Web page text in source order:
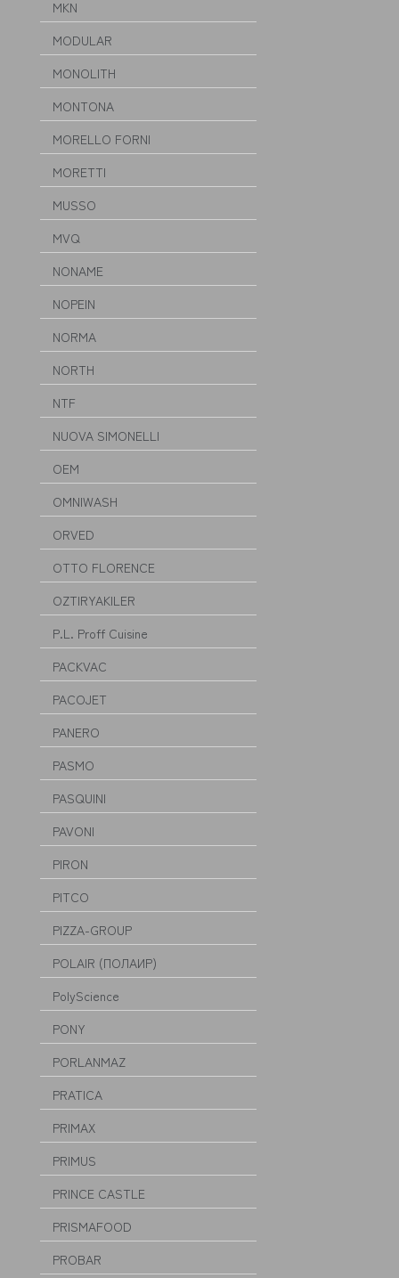
MKN
MODULAR
MONOLITH
MONTONA
MORELLO FORNI
MORETTI
MUSSO
MVQ
NONAME
NOPEIN
NORMA
NORTH
NTF
NUOVA SIMONELLI
OEM
OMNIWASH
ORVED
OTTO FLORENCE
OZTIRYAKILER
P.L. Proff Cuisine
PACKVAC
PACOJET
PANERO
PASMO
PASQUINI
PAVONI
PIRON
PITCO
PIZZA-GROUP
POLAIR (ПОЛАИР)
PolyScience
PONY
PORLANMAZ
PRATICA
PRIMAX
PRIMUS
PRINCE CASTLE
PRISMAFOOD
PROBAR